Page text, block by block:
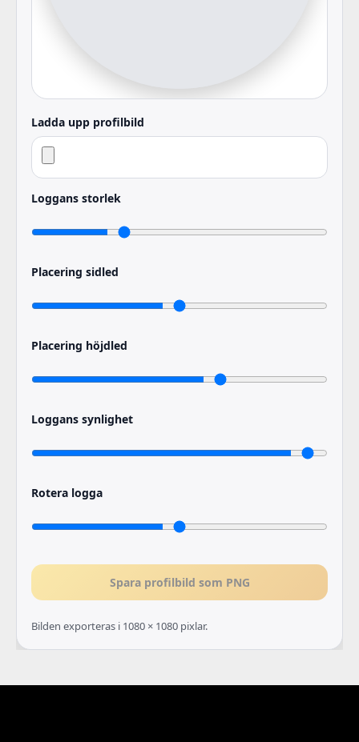
Ladda upp profilbild
Loggans storlek
Placering sidled
Placering höjdled
Loggans synlighet
Rotera logga
Spara profilbild som PNG
Bilden exporteras i 1080 × 1080 pixlar.